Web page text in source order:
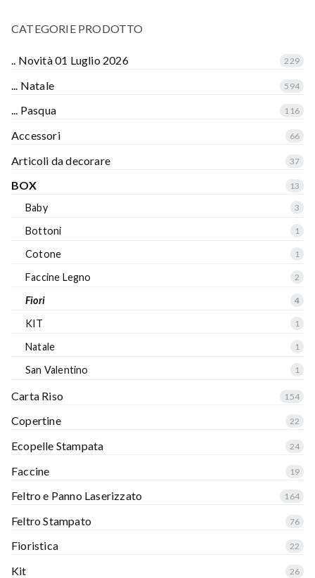
CATEGORIE PRODOTTO
.. Novità 01 Luglio 2026 229
... Natale 594
... Pasqua 116
Accessori 66
Articoli da decorare 37
BOX 13
Baby 3
Bottoni 1
Cotone 1
Faccine Legno 2
Fiori 4
KIT 1
Natale 1
San Valentino 1
Carta Riso 154
Copertine 22
Ecopelle Stampata 24
Faccine 19
Feltro e Panno Laserizzato 164
Feltro Stampato 76
Fioristica 22
Kit 26